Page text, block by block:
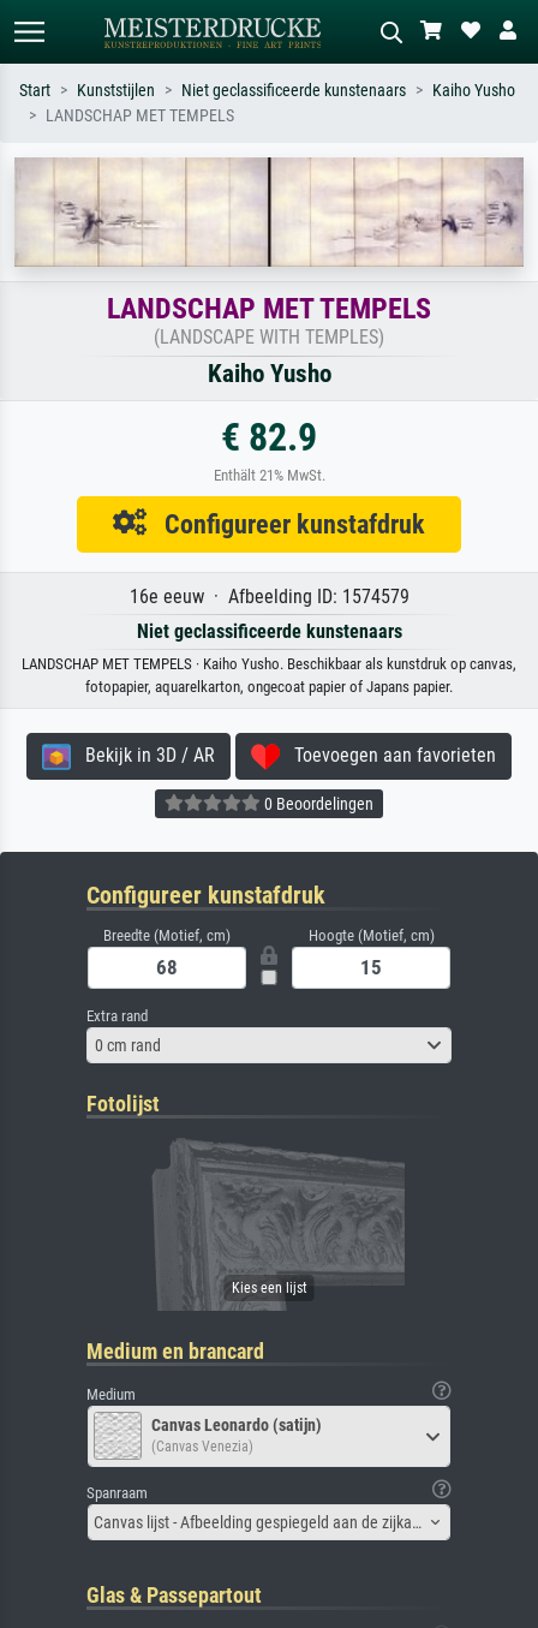
Zoek op kunstenaar, titel of stijl – bijv.
Monet, Sterrennacht, impressionisme,
Hokusai-golf, naakt.
Beschrijf de scène – bijv. groene
weide, abstract met veel rood, donker
olieverfschilderij, staand naakt naast
een boom.
Start Kunststijlen Niet geclassificeerde kunstenaars
Kaiho Yusho
LANDSCHAP MET TEMPELS
LANDSCHAP MET TEMPELS
(LANDSCAPE WITH TEMPLES)
Kaiho Yusho
€ 82.9
Enthält 21% MwSt.
Configureer kunstafdruk
16e eeuw · Afbeelding ID: 1574579
Niet geclassificeerde kunstenaars
LANDSCHAP MET TEMPELS · Kaiho Yusho. Beschikbaar als kunstdruk op canvas,
fotopapier, aquarelkarton, ongecoat papier of Japans papier.
Bekijk in 3D / AR Toevoegen aan favorieten
0 Beoordelingen
Configureer kunstafdruk
Breedte (Motief, cm) Hoogte (Motief, cm)
Extra rand
0 cm rand
Fotolijst
Medium en brancard
Medium
Canvas Leonardo (satijn)
(Canvas Venezia)
Spanraam
Canvas lijst - Afbeelding gespiegeld aan de zijkant
Glas & Passepartout